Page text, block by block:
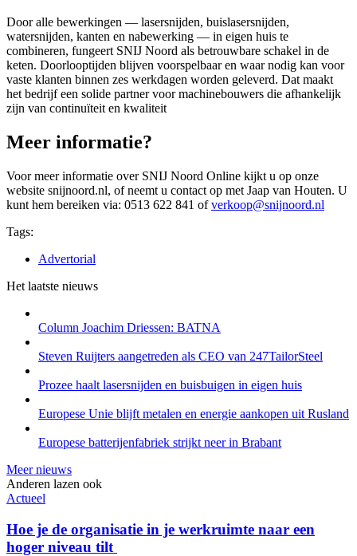
Door alle bewerkingen — lasersnijden, buislasersnijden,
watersnijden, kanten en nabewerking — in eigen huis te
combineren, fungeert SNIJ Noord als betrouwbare schakel in de
keten. Doorlooptijden blijven voorspelbaar en waar nodig kan voor
vaste klanten binnen zes werkdagen worden geleverd. Dat maakt
het bedrijf een solide partner voor machinebouwers die afhankelijk
zijn van continuïteit en kwaliteit
Meer informatie?
Voor meer informatie over SNIJ Noord Online kijkt u op onze
website snijnoord.nl, of neemt u contact op met Jaap van Houten. U
kunt hem bereiken via: 0513 622 841 ofverkoop@snijnoord.nl
Tags:
Advertorial
Het laatste nieuws
Column Joachim Driessen: BATNA
Steven Ruijters aangetreden als CEO van 247TailorSteel
Prozee haalt lasersnijden en buisbuigen in eigen huis
Europese Unie blijft metalen en energie aankopen uit Rusland
Europese batterijenfabriek strijkt neer in Brabant
Meer nieuws
Anderen lazen ook
Actueel
Hoe je de organisatie in je werkruimte naar een
hoger niveau tilt